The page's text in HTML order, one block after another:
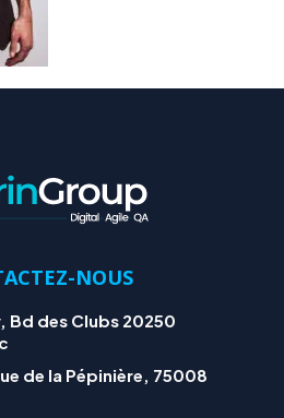
NOUS
Bd des Clubs 20250
de la Pépinière, 75008